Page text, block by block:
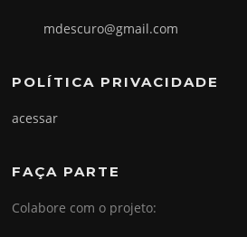
mdescuro@gmail.com
POLÍTICA PRIVACIDADE
acessar
FAÇA PARTE
Colabore com o projeto: